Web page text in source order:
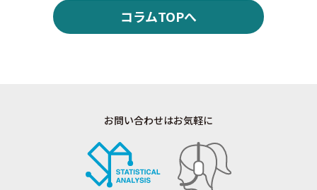
コラムTOPへ
お問い合わせはお気軽に